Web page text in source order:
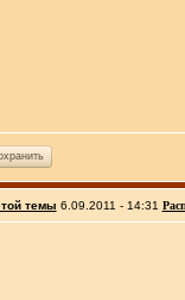
темы 6.09.2011 - 14:31